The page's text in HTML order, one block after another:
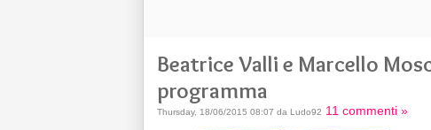
Beatrice Valli e Marcello
programma
Thursday, 18/06/2015 08:07 da Ludo92 11 commenti »